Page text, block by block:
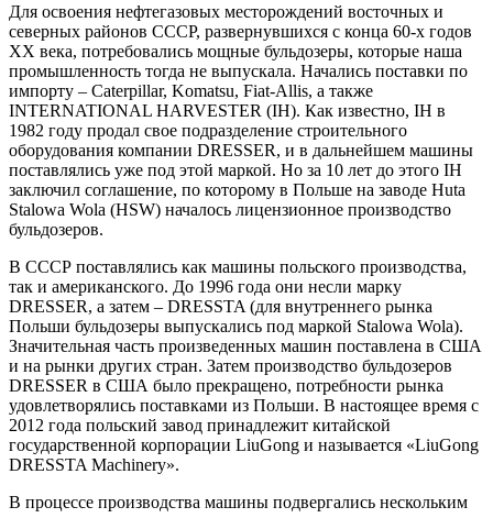
Для освоения нефтегазовых месторождений восточных и
северных районов СССР, развернувшихся с конца 60-х годов
ХХ века, потребовались мощные бульдозеры, которые наша
промышленность тогда не выпускала. Начались поставки по
импорту – Caterpillar, Komatsu, Fiat-Allis, а также
INTERNATIONAL HARVESTER (IH). Как известно, IH в
1982 году продал свое подразделение строительного
оборудования компании DRESSER, и в дальнейшем машины
поставлялись уже под этой маркой. Но за 10 лет до этого IH
заключил соглашение, по которому в Польше на заводе Huta
Stalowa Wola (HSW) началось лицензионное производство
бульдозеров.
В СССР поставлялись как машины польского производства,
так и американского. До 1996 года они несли марку
DRESSER, а затем – DRESSTA (для внутреннего рынка
Польши бульдозеры выпускались под маркой Stalowa Wola).
Значительная часть произведенных машин поставлена в США
и на рынки других стран. Затем производство бульдозеров
DRESSER в США было прекращено, потребности рынка
удовлетворялись поставками из Польши. В настоящее время с
2012 года польский завод принадлежит китайской
государственной корпорации LiuGong и называется «LiuGong
DRESSTA Machinery».
В процессе производства машины подвергались нескольким